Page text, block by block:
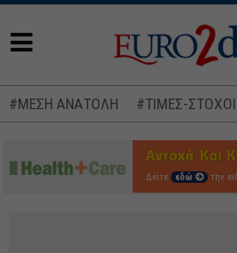
#ΜΕΣΗ ΑΝΑΤΟΛΗ #ΤΙΜΕΣ-
Δείτε εδώ την